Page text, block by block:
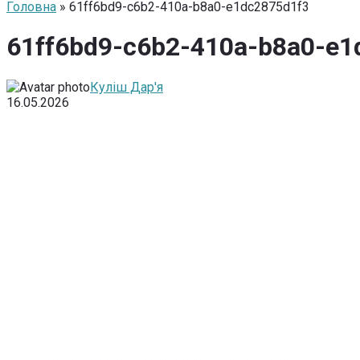
Головна » 61ff6bd9-c6b2-410a-b8a0-e1dc2875d1f3
61ff6bd9-c6b2-410a-b8a0-
Куліш Дар'я
16.05.2026